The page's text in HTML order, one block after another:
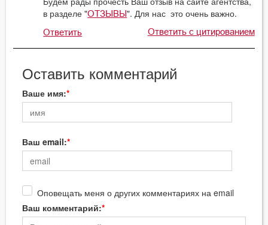
в разделе "ОТЗЫВЫ". Для нас это очень важно.
Ответить Ответить с цитированием
Оставить комментарий
Ваше имя:
Ваш email:
Оповещать меня о других комментариях на email
Ваш комментарий: